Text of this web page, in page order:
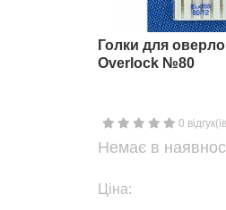
Голки для
Overlock №80
0
Немає в
Ціна: